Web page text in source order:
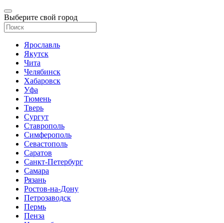
Выберите свой город
Ярославль
Якутск
Чита
Челябинск
Хабаровск
Уфа
Тюмень
Тверь
Сургут
Ставрополь
Симферополь
Севастополь
Саратов
Санкт-Петербург
Самара
Рязань
Ростов-на-Дону
Петрозаводск
Пермь
Пенза